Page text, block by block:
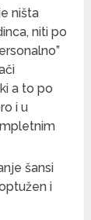
ništa
niti po
a to po
i u
šansi
i